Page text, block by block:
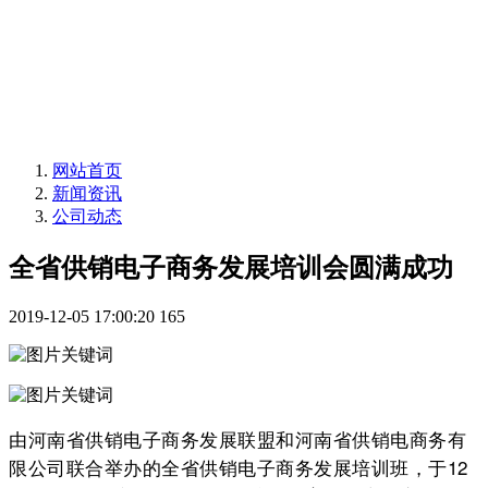
网站首页
新闻资讯
公司动态
全省供销电子商务发展培训会圆满成功
2019-12-05 17:00:20 165
由河南省供销电子商务发展联盟和河南省供销电商务有
限公司联合举办的全省供销电子商务发展培训班，于12